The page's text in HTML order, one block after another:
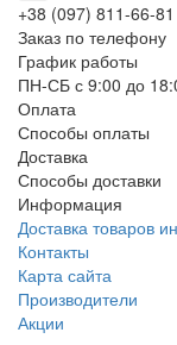
+38 (097) 811-66-81
Заказ по телефону
График работы
ПН-СБ с 9:00 до
Оплата
Способы оплаты
Доставка
Способы доставки
Информация
Доставка товаров
Контакты
Карта сайта
Производители
Акции